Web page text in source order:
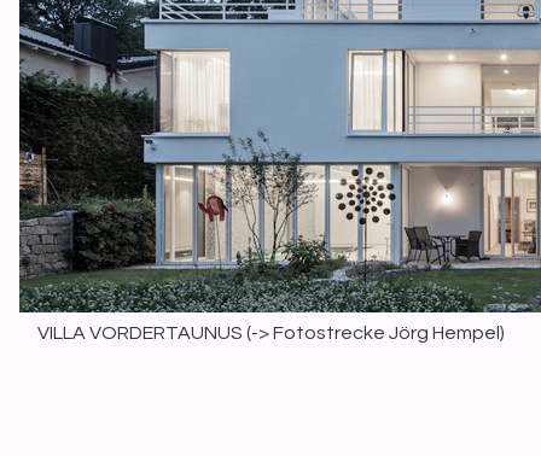
VILLA VORDERTAUNUS (-> Fotostrecke Jörg Hempel )